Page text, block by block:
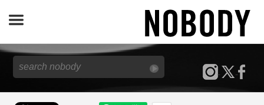
JOURNAL
SPECIAL